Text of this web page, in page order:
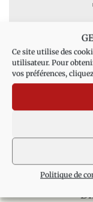
Ce site utilise des
utilisateur. Pour
vos préférences,
Politique de
03 88 74